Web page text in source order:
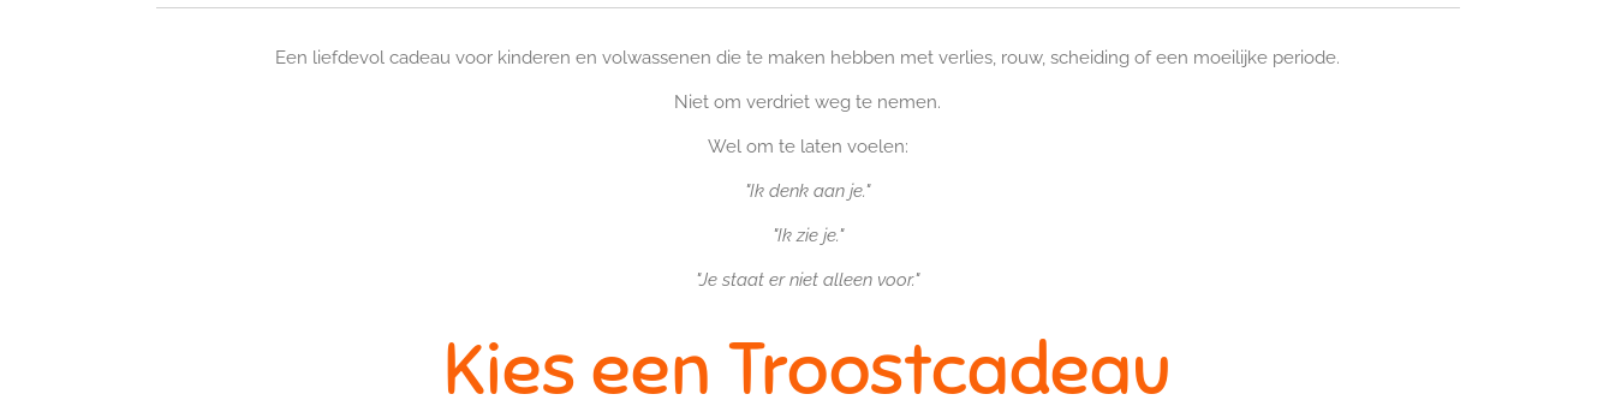
Een liefdevol cadeau voor kinderen en volwassenen die te maken hebben met verlies, rouw, scheiding of een moeilijke periode.
Niet om verdriet weg te nemen.
Wel om te laten voelen:
"Ik denk aan je."
"Ik zie je."
"Je staat er niet alleen voor."
Kies een Troostcadeau